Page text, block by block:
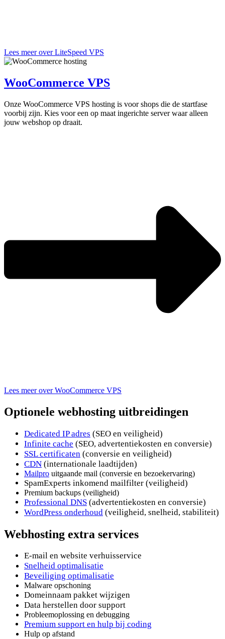
Lees meer over LiteSpeed VPS
WooCommerce VPS
Onze WooCommerce VPS hosting is voor shops die de startfase
voorbij zijn. Kies voor een op maat ingerichte server waar alleen
jouw webshop op draait.
Lees meer over WooCommerce VPS
Optionele webhosting uitbreidingen
Dedicated IP adres (SEO en veiligheid)
Infinite cache (SEO, advertentiekosten en conversie)
SSL certificaten (conversie en veiligheid)
CDN (internationale laadtijden)
Mailpro uitgaande mail (conversie en bezoekervaring)
SpamExperts inkomend mailfilter (veiligheid)
Premium backups (veiligheid)
Professional DNS (advertentiekosten en conversie)
WordPress onderhoud (veiligheid, snelheid, stabiliteit)
Webhosting extra services
E-mail en website verhuisservice
Snelheid optimalisatie
Beveiliging optimalisatie
Malware opschoning
Domeinnaam pakket wijzigen
Data herstellen door support
Probleemoplossing en debugging
Premium support en hulp bij coding
Hulp op afstand